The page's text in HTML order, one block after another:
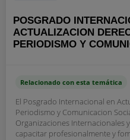
POSGRADO
ACTUALIZACION
PERIODISMO Y
Relacionado con esta temática
El Posgrado Internacional en
Periodismo y Comunicacion
Organizaciones Internacionales
capacitar profesionalmente y